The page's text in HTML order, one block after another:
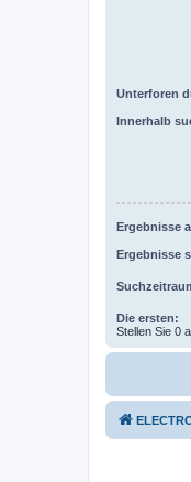
Unterforen
Innerhalb
Ergebnisse
Ergebnisse
Die ersten:
Stellen Sie 0